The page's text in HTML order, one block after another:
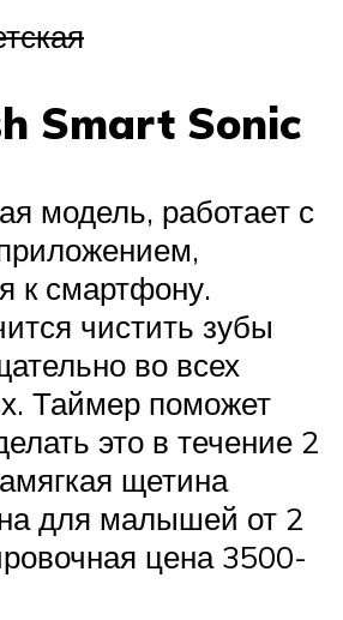
Smart Sonic
модель, работает с
к смартфону.
чистить зубы
во всех
Таймер поможет
это в течение 2
щетина
для малышей от 2
цена 3500-